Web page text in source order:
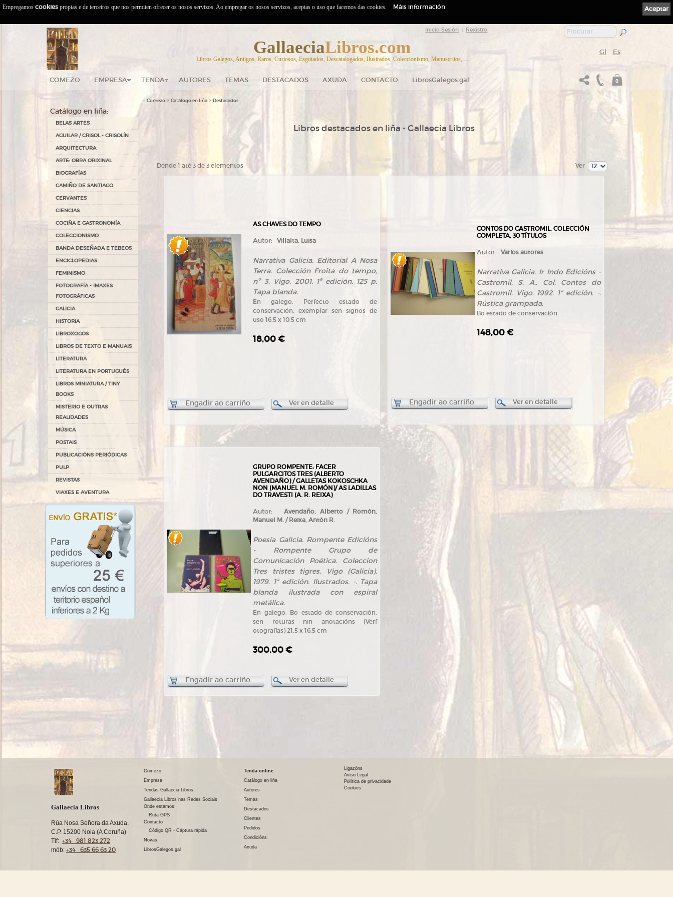
Inicio Sesión Rexistro
GallaeciaLibros.com
Libros Galegos, Antigos, Raros, Curiosos, Esgotados, Descatalogados, Ilustrados, Coleccionismo, Manuscritos, ...
Gl Es
COMEZO EMPRESA TENDA AUTORES TEMAS DESTACADOS AXUDA CONTACTO LibrosGalegos.gal 0
Catálogo en liña:
BELAS ARTES
AGUILAR / CRISOL - CRISOLÍN
ARQUITECTURA
ARTE: OBRA ORIXINAL
BIOGRAFÍAS
CAMIÑO DE SANTIAGO
CERVANTES
CIENCIAS
COCIÑA E GASTRONOMÍA
COLECCIONISMO
BANDA DESEÑADA E TEBEOS
ENCICLOPEDIAS
FEMINISMO
FOTOGRAFÍA - IMAXES
FOTOGRÁFICAS
GALICIA
HISTORIA
LIBROXOGOS
LIBROS DE TEXTO E MANUAIS
LITERATURA
LITERATURA EN PORTUGUÉS
LIBROS MINIATURA / TINY
BOOKS
MISTERIO E OUTRAS
REALIDADES
MÚSICA
POSTAIS
PUBLICACIÓNS PERIÓDICAS
PULP
REVISTAS
VIAXES E AVENTURA
:: Comezo > Catálogo en liña > Destacados
Libros destacados en liña - Gallaecia Libros
Dende 1 até 3 de 3 elementos Ver
AS CHAVES DO TEMPO
Autor:Villalta, Luisa
Narrativa Galicia. Editorial A Nosa
Terra. Colección Froita do tempo,
nº 3. Vigo. 2001. 1ª edición. 125 p.
Tapa blanda.
En galego. Perfecto estado de
conservación, exemplar sen signos de
uso 16,5 x 10,5 cm
18,00 €
Engadir ao carriño Ver en detalle
CONTOS DO CASTROMIL. COLECCIÓN
COMPLETA, 30 TÍTULOS
Autor: Varios autores
Narrativa Galicia. Ir Indo Edicións -
Castromil, S. A.. Col. Contos do
Castromil. Vigo. 1992. 1ª edición. -.
Rústica grampada.
Bo estado de conservación
148,00 €
Engadir ao carriño Ver en detalle
GRUPO ROMPENTE: FACER
PULGARCITOS TRES (ALBERTO
AVENDAÑO) / GALLETAS KOKOSCHKA
NON (MANUEL M. ROMÓN)/ AS LADILLAS
DO TRAVESTI (A. R. REIXA)
Autor:Avendaño, Alberto / Romón,
Manuel M. / Reixa, Antón R.
Poesía Galicia. Rompente Edicións
- Rompente Grupo de
Comunicación Poética. Coleccion
Tres tristes tigres. Vigo (Galicia).
1979. 1ª edición. Ilustrados. -. Tapa
blanda ilustrada con espiral
metálica.
En galego. Bo estado de conservación,
sen roturas nin anotacións (Verf
otografías) 21,5 x 16,5 cm
300,00 €
Engadir ao carriño Ver en detalle
Gallaecia Libros
Rúa Nosa Señora da Axuda,
C.P. 15200 Noia (A Coruña)
Tlf: +34 981 823 272
mób: +34 635 66 63 20
Comezo
Empresa
Tendas Gallaecia Libros
Gallaecia Libros nas Redes Sociais
Onde estamos
Ruta GPS
Contacto
Código QR - Cáptura rápida
Novas
LibrosGalegos.gal
Tenda online
Catálogo en liña
Autores
Temas
Destacados
Clientes
Pedidos
Condicións
Axuda
Ligazóns
Aviso Legal
Política de privacidade
Cookies
Aceptar
Empregamos cookies propias e de terceiros que nos permiten ofrecer os nosos servizos. Ao empregar os nosos servizos, aceptas o uso que facemos das cookies. Máis información